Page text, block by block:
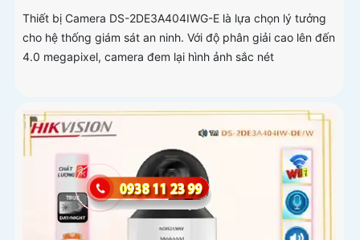
Thiết bị Camera DS-2DE3A404IWG-E là lựa chọn lý tưởng
cho hệ thống giám sát an ninh. Với độ phân giải cao lên đến
4.0 megapixel, camera đem lại hình ảnh sắc nét